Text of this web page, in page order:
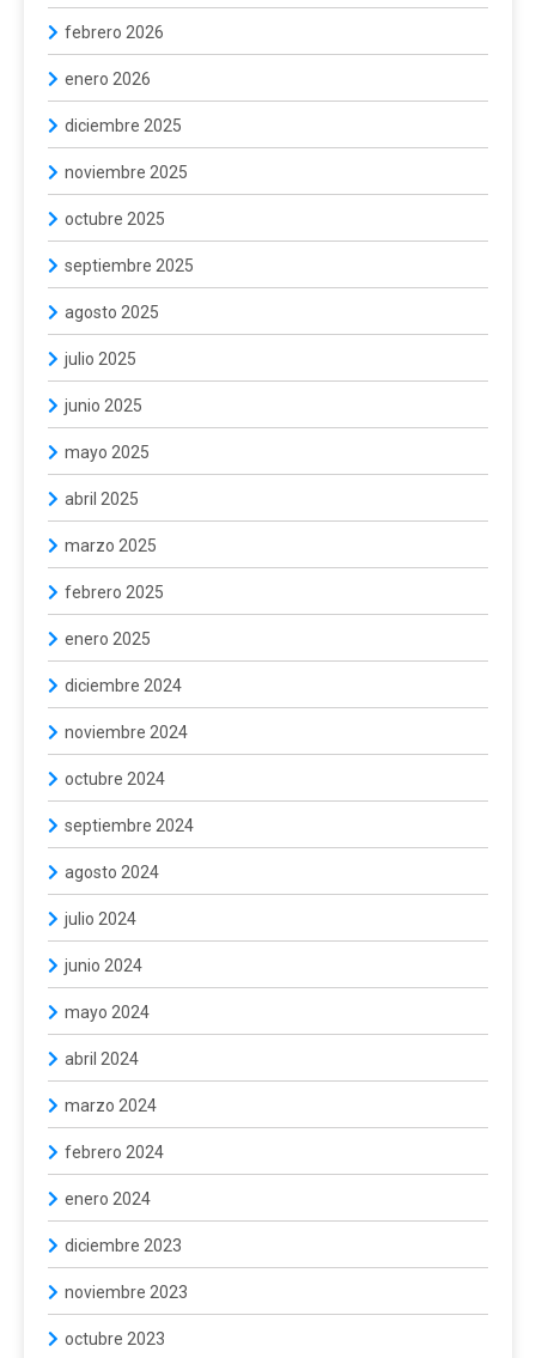
febrero 2026
enero 2026
diciembre 2025
noviembre 2025
octubre 2025
septiembre 2025
agosto 2025
julio 2025
junio 2025
mayo 2025
abril 2025
marzo 2025
febrero 2025
enero 2025
diciembre 2024
noviembre 2024
octubre 2024
septiembre 2024
agosto 2024
julio 2024
junio 2024
mayo 2024
abril 2024
marzo 2024
febrero 2024
enero 2024
diciembre 2023
noviembre 2023
octubre 2023